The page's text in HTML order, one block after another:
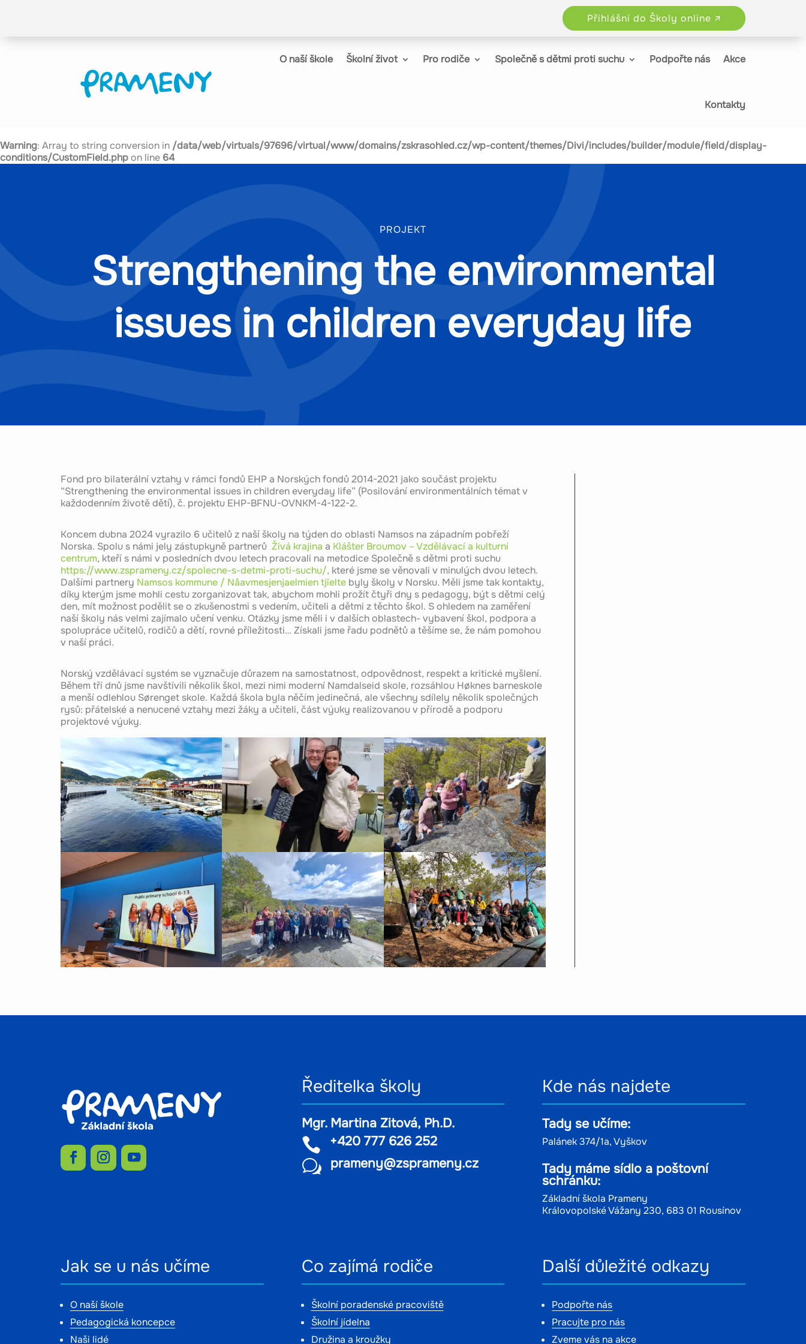
Přihlášní do Školy online ↗
O naší škole Školní život Pro rodiče Společně s dětmi proti suchu Podpořte nás Akce
Kontakty
Warning: Array to string conversion in /data/web/virtuals/97696/virtual/www/domains/zskrasohled.cz/wp-content/themes/Divi/includes/builder/module/field/display-
conditions/CustomField.phpon line 64
PROJEKT
Strengthening the environmental
issues in children everyday life
Fond pro bilaterální vztahy v rámci fondů EHP a Norských fondů 2014-2021 jako součást projektu
“Strengthening the environmental issues in children everyday life” (Posilování environmentálních témat v
každodenním životě dětí), č. projektu EHP-BFNU-OVNKM-4-122-2.
Koncem dubna 2024 vyrazilo 6 učitelů z naší školy na týden do oblasti Namsos na západním pobřeží
Norska. Spolu s námi jely zástupkyně partnerů Živá krajina a Klášter Broumov – Vzdělávací a kulturní
centrum, kteří s námi v posledních dvou letech pracovali na metodice Společně s dětmi proti suchu
https://www.zsprameny.cz/spolecne-s-detmi-proti-suchu/, které jsme se věnovali v minulých dvou letech.
Dalšími partnery Namsos kommune / Nåavmesjenjaelmien tjïeltebyly školy v Norsku. Měli jsme tak kontakty,
díky kterým jsme mohli cestu zorganizovat tak, abychom mohli prožít čtyři dny s pedagogy, být s dětmi celý
den, mít možnost podělit se o zkušenostmi s vedením, učiteli a dětmi z těchto škol. S ohledem na zaměření
naší školy nás velmi zajímalo učení venku. Otázky jsme měli i v dalších oblastech- vybavení škol, podpora a
spolupráce učitelů, rodičů a dětí, rovné příležitosti… Získali jsme řadu podnětů a těšíme se, že nám pomohou
v naší práci.
Norský vzdělávací systém se vyznačuje důrazem na samostatnost, odpovědnost, respekt a kritické myšlení.
Během tří dnů jsme navštívili několik škol, mezi nimi moderní Namdalseid skole, rozsáhlou Høknes barneskole
a menší odlehlou Sørenget skole. Každá škola byla něčím jedinečná, ale všechny sdílely několik společných
rysů: přátelské a nenucené vztahy mezi žáky a učiteli, část výuky realizovanou v přírodě a podporu
projektové výuky.
Ředitelka školy
Mgr. Martina Zitová, Ph.D.
 +420 777 626 252
w prameny@zsprameny.cz
Kde nás najdete
Tady se učíme:
Palánek 374/1a, Vyškov
Tady máme sídlo a poštovní
schránku:
Základní škola Prameny
Královopolské Vážany 230, 683 01 Rousínov
Jak se u nás učíme
O naší škole
Pedagogická koncepce
Naši lidé
Co zajímá rodiče
Školní poradenské pracoviště
Školní jídelna
Družina a kroužky
Další důležité odkazy
Podpořte nás
Pracujte pro nás
Zveme vás na akce